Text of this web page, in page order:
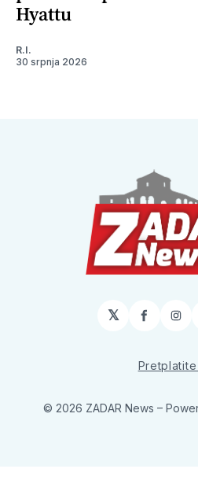
Hyattu
R.I.
30 srpnja 2026
𝕏
© 2026 ZADAR News –